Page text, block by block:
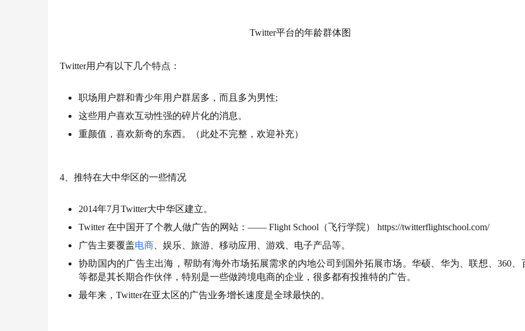
Twitter平台的年龄群体图
Twitter用户有以下几个特点：
职场用户群和青少年用户群居多，而且多为男性;
这些用户喜欢互动性强的碎片化的消息。
重颜值，喜欢新奇的东西。（此处不完整，欢迎补充）
4、推特在大中华区的一些情况
2014年7月Twitter大中华区建立。
Twitter 在中国开了个教人做广告的网站：—— Flight School（飞行学院） https://twitterflightschool.com/
广告主要覆盖电商 、娱乐、旅游、移动应用、游戏、电子产品等。
协助国内的广告主出海，帮助有海外市场拓展需求的内地公司到国外拓展市场。华硕、华为、联想、360、
等都是其长期合作伙伴，特别是一些做跨境电商的企业，很多都有投推特的广告。
最年来，Twitter在亚太区的广告业务增长速度是全球最快的。